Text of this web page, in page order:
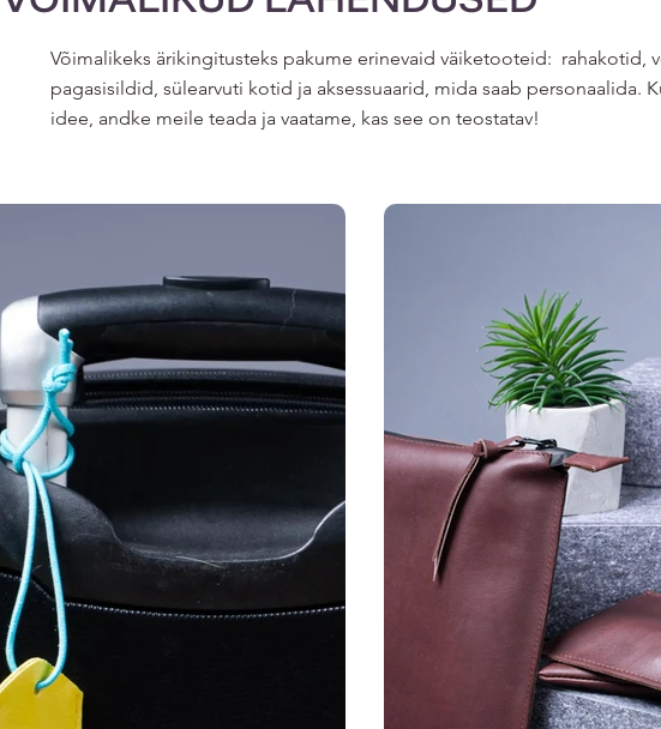
Võimalikeks ärikingitusteks pakume erinevaid väiketooteid: rahakotid,
pagasisildid, sülearvuti kotid ja aksessuaarid, mida saab personaalida.
idee, andke meile teada ja vaatame, kas see on teostatav!